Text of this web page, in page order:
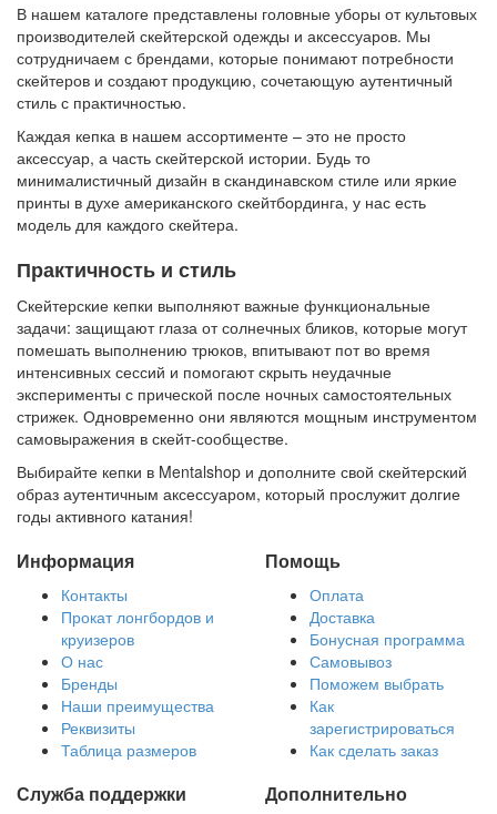
В нашем каталоге представлены головные уборы от культовых
производителей скейтерской одежды и аксессуаров. Мы
сотрудничаем с брендами, которые понимают потребности
скейтеров и создают продукцию, сочетающую аутентичный
стиль с практичностью.
Каждая кепка в нашем ассортименте – это не просто
аксессуар, а часть скейтерской истории. Будь то
минималистичный дизайн в скандинавском стиле или яркие
принты в духе американского скейтбординга, у нас есть
модель для каждого скейтера.
Практичность и стиль
Скейтерские кепки выполняют важные функциональные
задачи: защищают глаза от солнечных бликов, которые могут
помешать выполнению трюков, впитывают пот во время
интенсивных сессий и помогают скрыть неудачные
эксперименты с прической после ночных самостоятельных
стрижек. Одновременно они являются мощным инструментом
самовыражения в скейт-сообществе.
Выбирайте кепки в Mentalshop и дополните свой скейтерский
образ аутентичным аксессуаром, который прослужит долгие
годы активного катания!
Информация
Контакты
Прокат лонгбордов и
круизеров
О нас
Бренды
Наши преимущества
Реквизиты
Таблица размеров
Помощь
Оплата
Доставка
Бонусная программа
Самовывоз
Поможем выбрать
Как
зарегистрироваться
Как сделать заказ
Служба поддержки Дополнительно